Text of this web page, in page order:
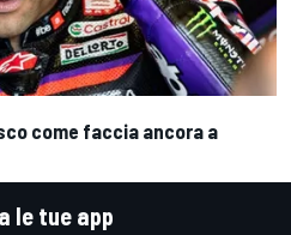
come faccia ancora a
le tue app